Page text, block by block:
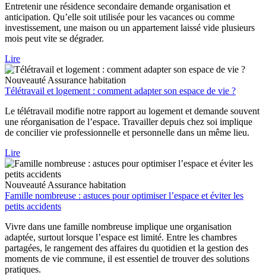
Entretenir une résidence secondaire demande organisation et
anticipation. Qu’elle soit utilisée pour les vacances ou comme
investissement, une maison ou un appartement laissé vide plusieurs
mois peut vite se dégrader.
Lire
Nouveauté Assurance habitation
Télétravail et logement : comment adapter son espace de vie ?
Le télétravail modifie notre rapport au logement et demande souvent
une réorganisation de l’espace. Travailler depuis chez soi implique
de concilier vie professionnelle et personnelle dans un même lieu.
Lire
Nouveauté Assurance habitation
Famille nombreuse : astuces pour optimiser l’espace et éviter les
petits accidents
Vivre dans une famille nombreuse implique une organisation
adaptée, surtout lorsque l’espace est limité. Entre les chambres
partagées, le rangement des affaires du quotidien et la gestion des
moments de vie commune, il est essentiel de trouver des solutions
pratiques.